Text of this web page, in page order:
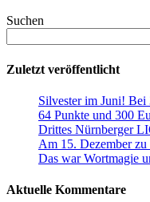
Suchen
Zuletzt veröffentlicht
Silvester im Juni! Bei
64 Punkte und 300
Drittes Nürnberger
Am 15. Dezember
Das war Wortmagie
Aktuelle Kommentare